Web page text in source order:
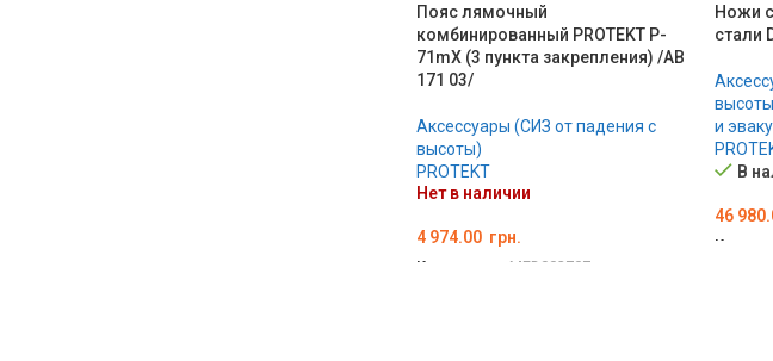
Пояс лямочный
комбинированный PROTEKT P-
71mX (3 пункта закрепления) /AB
171 03/
Аксессуары (СИЗ от падения с
высоты)
PROTEKT
Нет в наличии
4 974.00 грн.
Код товара: MED002707
Ножи
стали
и
В
46
Код